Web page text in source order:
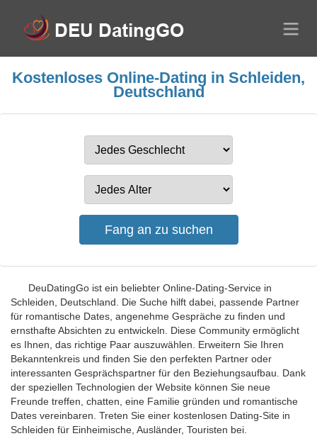
Kostenloses Online-Dating in Schleiden,
Deutschland
DeuDatingGo ist ein beliebter Online-Dating-Service in
Schleiden, Deutschland. Die Suche hilft dabei, passende Partner
für romantische Dates, angenehme Gespräche zu finden und
ernsthafte Absichten zu entwickeln. Diese Community ermöglicht
es Ihnen, das richtige Paar auszuwählen. Erweitern Sie Ihren
Bekanntenkreis und finden Sie den perfekten Partner oder
interessanten Gesprächspartner für den Beziehungsaufbau. Dank
der speziellen Technologien der Website können Sie neue
Freunde treffen, chatten, eine Familie gründen und romantische
Dates vereinbaren. Treten Sie einer kostenlosen Dating-Site in
Schleiden für Einheimische, Ausländer, Touristen bei.